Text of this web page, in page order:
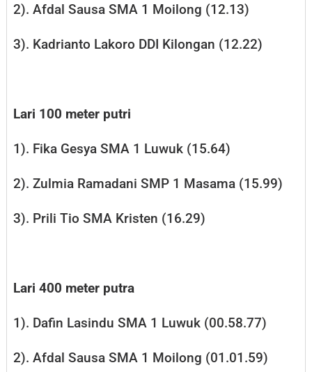
2). Afdal Sausa SMA 1 Moilong (12.13)
3). Kadrianto Lakoro DDI Kilongan (12.22)
Lari 100 meter putri
1). Fika Gesya SMA 1 Luwuk (15.64)
2). Zulmia Ramadani SMP 1 Masama (15.99)
3). Prili Tio SMA Kristen (16.29)
Lari 400 meter putra
1). Dafin Lasindu SMA 1 Luwuk (00.58.77)
2). Afdal Sausa SMA 1 Moilong (01.01.59)